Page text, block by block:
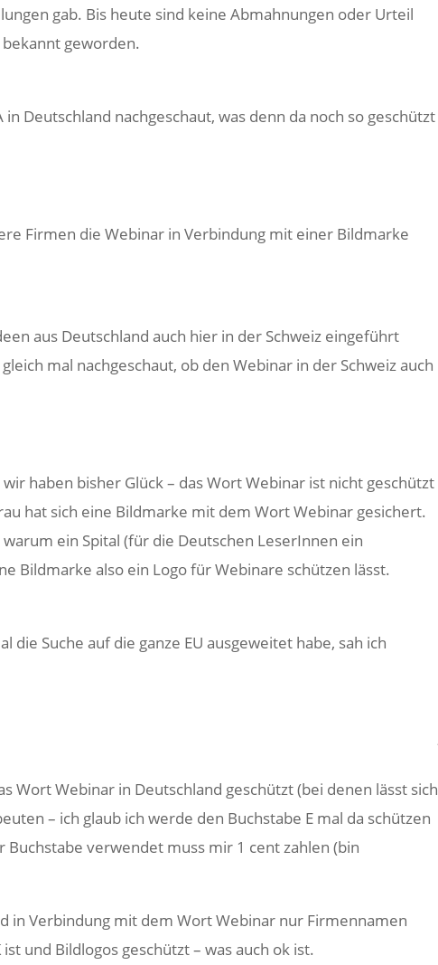
gab. Bis heute sind keine Abmahnungen oder Urteil
geworden.
Deutschland nachgeschaut, was denn da noch so geschützt
Firmen die Webinar in Verbindung mit einer Bildmarke
aus Deutschland auch hier in der Schweiz eingeführt
mal nachgeschaut, ob den Webinar in der Schweiz auch
haben bisher Glück – das Wort Webinar ist nicht geschützt
hat sich eine Bildmarke mit dem Wort Webinar gesichert.
ein Spital (für die Deutschen LeserInnen ein
Bildmarke also ein Logo für Webinare schützen lässt.
die Suche auf die ganze EU ausgeweitet habe, sah ich
Wort Webinar in Deutschland geschützt (bei denen lässt sich
– ich glaub ich werde den Buchstabe E mal da schützen
Buchstabe verwendet muss mir 1 cent zahlen (bin
in Verbindung mit dem Wort Webinar nur Firmennamen
und Bildlogos geschützt – was auch ok ist.